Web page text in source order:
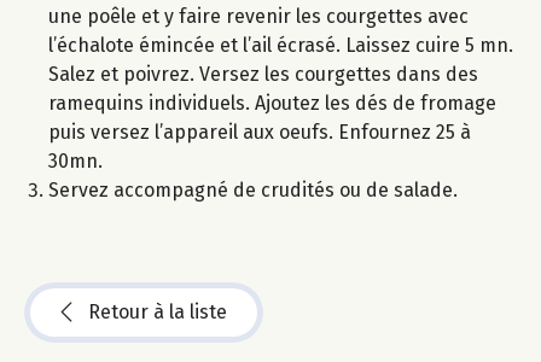
une poêle et y faire revenir les courgettes avec
l’échalote émincée et l’ail écrasé. Laissez cuire 5 mn.
Salez et poivrez. Versez les courgettes dans des
ramequins individuels. Ajoutez les dés de fromage
puis versez l’appareil aux oeufs. Enfournez 25 à
30mn.
Servez accompagné de crudités ou de salade.
Retour à la liste